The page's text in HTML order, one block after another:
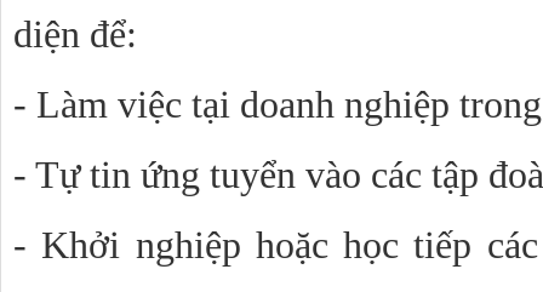
diện để:
- Làm việc tại doanh nghiệp
- Tự tin ứng tuyển vào các tập
- Khởi nghiệp hoặc học tiếp